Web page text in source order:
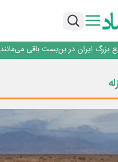
بزرگ ایران در بن‌بست باقی می‌مانند